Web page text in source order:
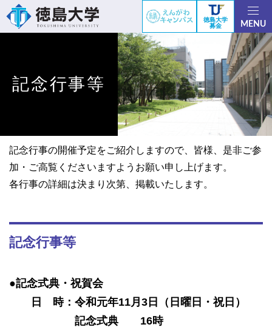
徳島大学
募金
MENU
記念行事等
記念行事の開催予定をご紹介しますので、皆様、是非ご参
加・ご高覧くださいますようお願い申し上げます。
各行事の詳細は決まり次第、掲載いたします。
記念行事等
●記念式典・祝賀会
日 時：令和元年11月3日（日曜日・祝日）
記念式典 16時